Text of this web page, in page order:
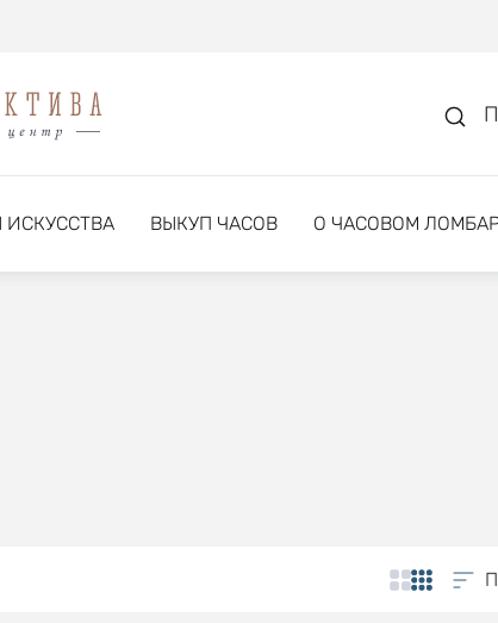
ИСКУССТВА ВЫКУП ЧАСОВ О ЧАСОВОМ